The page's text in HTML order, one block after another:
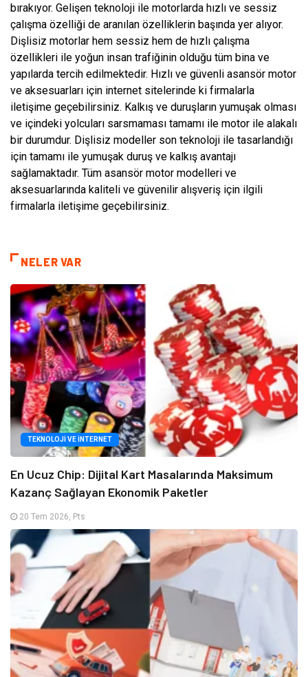
bırakıyor. Gelişen teknoloji ile motorlarda hızlı ve sessiz
çalışma özelliği de aranılan özelliklerin başında yer alıyor.
Dişlisiz motorlar hem sessiz hem de hızlı çalışma
özellikleri ile yoğun insan trafiğinin olduğu tüm bina ve
yapılarda tercih edilmektedir. Hızlı ve güvenli asansör motor
ve aksesuarları için internet sitelerinde ki firmalarla
iletişime geçebilirsiniz. Kalkış ve duruşların yumuşak olması
ve içindeki yolcuları sarsmaması tamamı ile motor ile alakalı
bir durumdur. Dişlisiz modeller son teknoloji ile tasarlandığı
için tamamı ile yumuşak duruş ve kalkış avantajı
sağlamaktadır. Tüm asansör motor modelleri ve
aksesuarlarında kaliteli ve güvenilir alışveriş için ilgili
firmalarla iletişime geçebilirsiniz.
NELER VAR
TEKNOLOJI VE İNTERNET
En Ucuz Chip: Dijital Kart Masalarında Maksimum
Kazanç Sağlayan Ekonomik Paketler
20 Tem 2026, Pts